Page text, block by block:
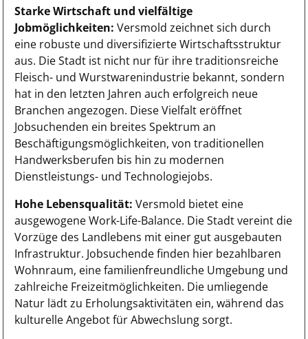
Starke Wirtschaft und vielfältige
Jobmöglichkeiten: Versmold zeichnet sich durch
eine robuste und diversifizierte Wirtschaftsstruktur
aus. Die Stadt ist nicht nur für ihre traditionsreiche
Fleisch- und Wurstwarenindustrie bekannt, sondern
hat in den letzten Jahren auch erfolgreich neue
Branchen angezogen. Diese Vielfalt eröffnet
Jobsuchenden ein breites Spektrum an
Beschäftigungsmöglichkeiten, von traditionellen
Handwerksberufen bis hin zu modernen
Dienstleistungs- und Technologiejobs.
Hohe Lebensqualität: Versmold bietet eine
ausgewogene Work-Life-Balance. Die Stadt vereint die
Vorzüge des Landlebens mit einer gut ausgebauten
Infrastruktur. Jobsuchende finden hier bezahlbaren
Wohnraum, eine familienfreundliche Umgebung und
zahlreiche Freizeitmöglichkeiten. Die umliegende
Natur lädt zu Erholungsaktivitäten ein, während das
kulturelle Angebot für Abwechslung sorgt.